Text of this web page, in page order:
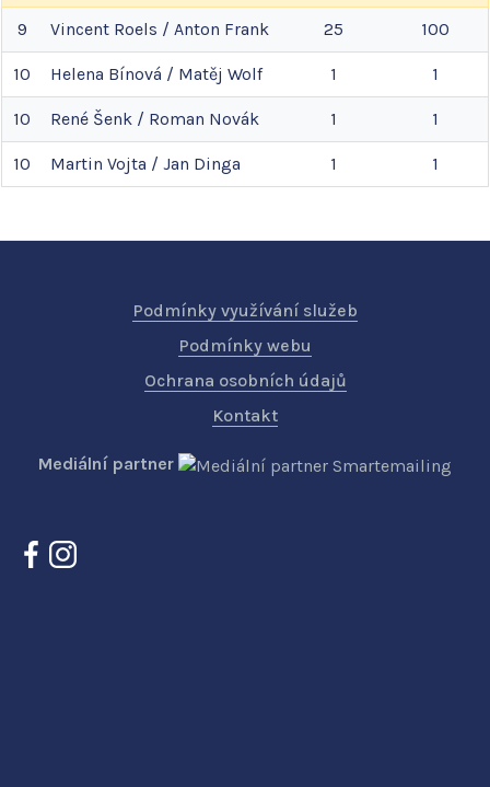
9 Vincent Roels / Anton Frank 25 100
10 Helena Bínová / Matěj Wolf 1 1
10 René Šenk / Roman Novák 1 1
10 Martin Vojta / Jan Dinga 1 1
Podmínky využívání služeb
Podmínky webu
Ochrana osobních údajů
Kontakt
Mediální partner